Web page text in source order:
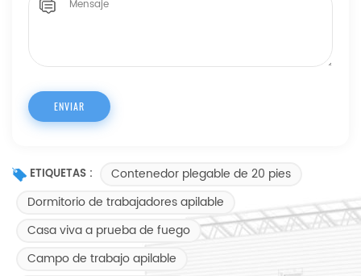
ETIQUETAS :
Contenedor plegable de 20 pies
Dormitorio de trabajadores apilable
Casa viva a prueba de fuego
Campo de trabajo apilable